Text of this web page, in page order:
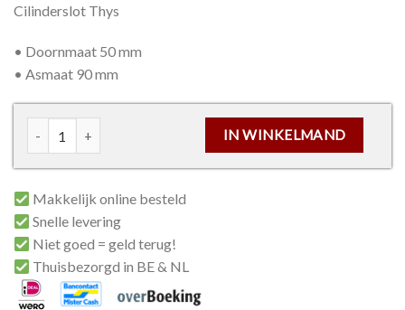
Cilinderslot Thys
• Doornmaat 50 mm
• Asmaat 90 mm
IN WINKELMAND
Makkelijk online besteld
Snelle levering
Niet goed = geld terug!
Thuisbezorgd in BE & NL